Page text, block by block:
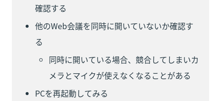
確認する
他のWeb会議を同時に開いていないか確認す
る
同時に開いている場合、競合してしまいカ
メラとマイクが使えなくなることがある
PCを再起動してみる